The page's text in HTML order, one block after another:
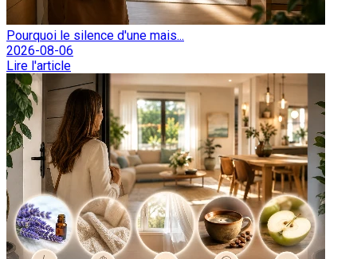
Pourquoi le silence d'une mais...
2026-08-06
Lire l'article